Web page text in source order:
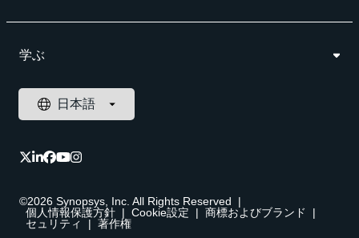
学ぶ
©2026 Synopsys, Inc. All Rights Reserved
|
個人情報保護方針 | Cookie設定 | 商標およびブランド
|
セュリティ
| 著作権